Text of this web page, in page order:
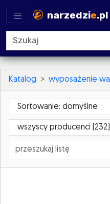
narzedzie.pl
Katalog wyposażenie
Sortowanie
ProducerId